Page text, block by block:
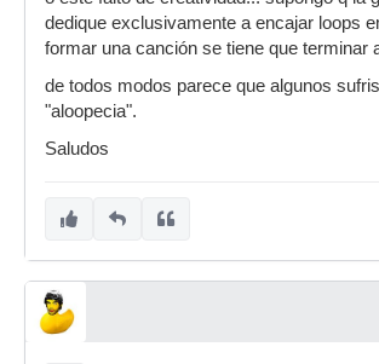
dedique exclusivamente a encajar loops
formar una canción se tiene que terminar
de todos modos parece que algunos
"aloopecia".
Saludos